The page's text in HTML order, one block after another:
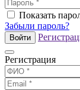
Показать
Забыли пароль?
Войти
Регистрация